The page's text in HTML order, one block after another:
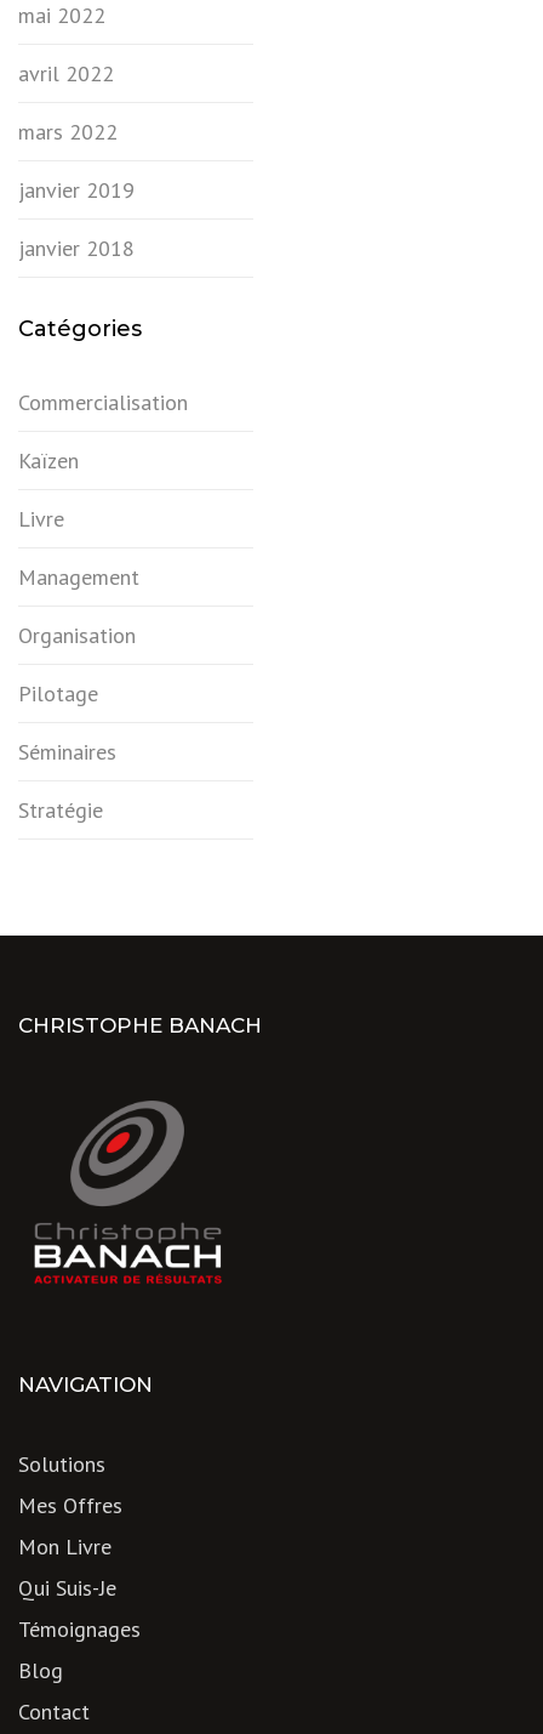
mai 2022
avril 2022
mars 2022
janvier 2019
janvier 2018
Catégories
Commercialisation
Kaïzen
Livre
Management
Organisation
Pilotage
Séminaires
Stratégie
CHRISTOPHE BANACH
NAVIGATION
Solutions
Mes Offres
Mon Livre
Qui Suis-Je
Témoignages
Blog
Contact